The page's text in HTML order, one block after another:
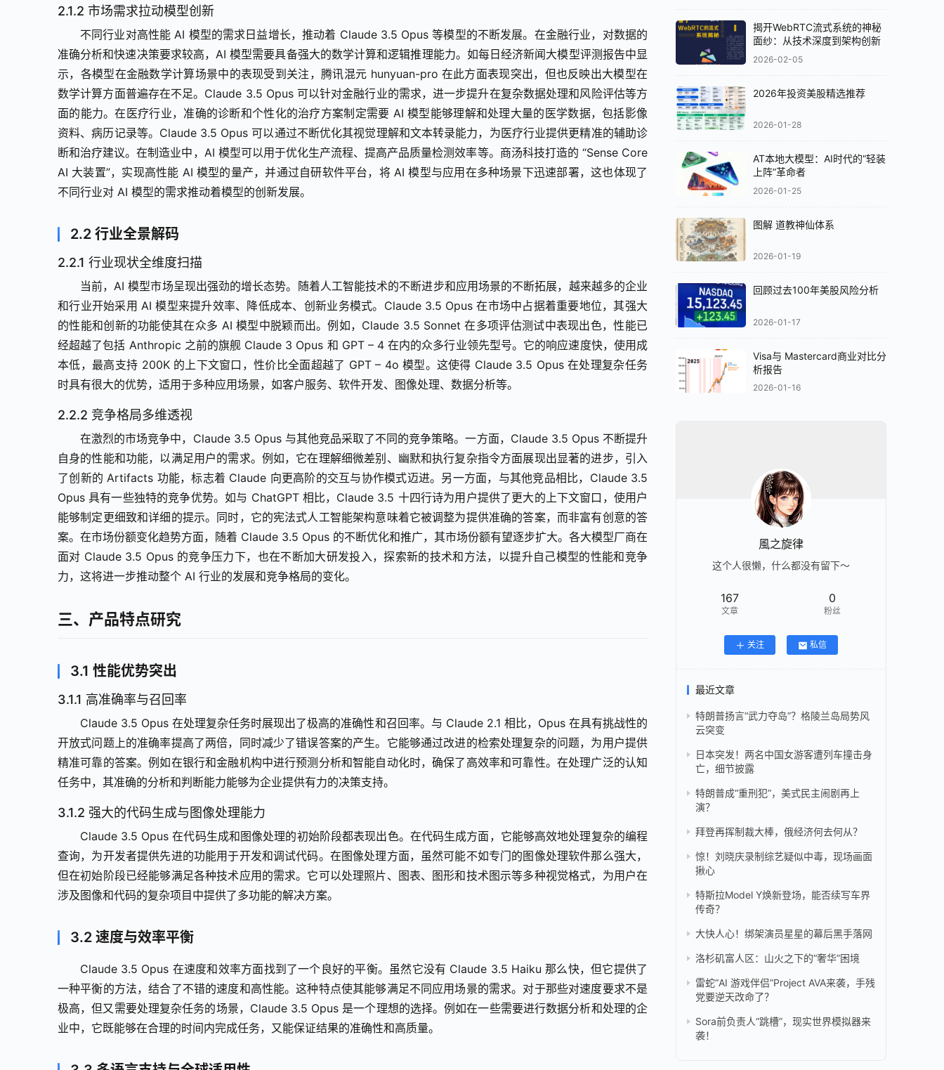
2.1.2 市场需求拉动模型创新
不同行业对高性能 AI 模型的需求日益增长，推动着 Claude 3.5 Opus 等模型的不断发展。在金融行业，对数据的
准确分析和快速决策要求较高，AI 模型需要具备强大的数学计算和逻辑推理能力。如每日经济新闻大模型评测报告中显
示，各模型在金融数学计算场景中的表现受到关注，腾讯混元 hunyuan-pro 在此方面表现突出，但也反映出大模型在
数学计算方面普遍存在不足。Claude 3.5 Opus 可以针对金融行业的需求，进一步提升在复杂数据处理和风险评估等方
面的能力。在医疗行业，准确的诊断和个性化的治疗方案制定需要 AI 模型能够理解和处理大量的医学数据，包括影像
资料、病历记录等。Claude 3.5 Opus 可以通过不断优化其视觉理解和文本转录能力，为医疗行业提供更精准的辅助诊
断和治疗建议。在制造业中，AI 模型可以用于优化生产流程、提高产品质量检测效率等。商汤科技打造的 “Sense Core
AI 大装置”，实现高性能 AI 模型的量产，并通过自研软件平台，将 AI 模型与应用在多种场景下迅速部署，这也体现了
不同行业对 AI 模型的需求推动着模型的创新发展。
2.2 行业全景解码
2.2.1 行业现状全维度扫描
当前，AI 模型市场呈现出强劲的增长态势。随着人工智能技术的不断进步和应用场景的不断拓展，越来越多的企业
和行业开始采用 AI 模型来提升效率、降低成本、创新业务模式。Claude 3.5 Opus 在市场中占据着重要地位，其强大
的性能和创新的功能使其在众多 AI 模型中脱颖而出。例如，Claude 3.5 Sonnet 在多项评估测试中表现出色，性能已
经超越了包括 Anthropic 之前的旗舰 Claude 3 Opus 和 GPT – 4 在内的众多行业领先型号。它的响应速度快，使用成
本低，最高支持 200K 的上下文窗口，性价比全面超越了 GPT – 4o 模型。这使得 Claude 3.5 Opus 在处理复杂任务
时具有很大的优势，适用于多种应用场景，如客户服务、软件开发、图像处理、数据分析等。
2.2.2 竞争格局多维透视
在激烈的市场竞争中，Claude 3.5 Opus 与其他竞品采取了不同的竞争策略。一方面，Claude 3.5 Opus 不断提升
自身的性能和功能，以满足用户的需求。例如，它在理解细微差别、幽默和执行复杂指令方面展现出显著的进步，引入
了创新的 Artifacts 功能，标志着 Claude 向更高阶的交互与协作模式迈进。另一方面，与其他竞品相比，Claude 3.5
Opus 具有一些独特的竞争优势。如与 ChatGPT 相比，Claude 3.5 十四行诗为用户提供了更大的上下文窗口，使用户
能够制定更细致和详细的提示。同时，它的宪法式人工智能架构意味着它被调整为提供准确的答案，而非富有创意的答
案。在市场份额变化趋势方面，随着 Claude 3.5 Opus 的不断优化和推广，其市场份额有望逐步扩大。各大模型厂商在
面对 Claude 3.5 Opus 的竞争压力下，也在不断加大研发投入，探索新的技术和方法，以提升自己模型的性能和竞争
力，这将进一步推动整个 AI 行业的发展和竞争格局的变化。
三、产品特点研究
3.1 性能优势突出
3.1.1 高准确率与召回率
Claude 3.5 Opus 在处理复杂任务时展现出了极高的准确性和召回率。与 Claude 2.1 相比，Opus 在具有挑战性的
开放式问题上的准确率提高了两倍，同时减少了错误答案的产生。它能够通过改进的检索处理复杂的问题，为用户提供
精准可靠的答案。例如在银行和金融机构中进行预测分析和智能自动化时，确保了高效率和可靠性。在处理广泛的认知
任务中，其准确的分析和判断能力能够为企业提供有力的决策支持。
3.1.2 强大的代码生成与图像处理能力
Claude 3.5 Opus 在代码生成和图像处理的初始阶段都表现出色。在代码生成方面，它能够高效地处理复杂的编程
查询，为开发者提供先进的功能用于开发和调试代码。在图像处理方面，虽然可能不如专门的图像处理软件那么强大，
但在初始阶段已经能够满足各种技术应用的需求。它可以处理照片、图表、图形和技术图示等多种视觉格式，为用户在
涉及图像和代码的复杂项目中提供了多功能的解决方案。
3.2 速度与效率平衡
Claude 3.5 Opus 在速度和效率方面找到了一个良好的平衡。虽然它没有 Claude 3.5 Haiku 那么快，但它提供了
一种平衡的方法，结合了不错的速度和高性能。这种特点使其能够满足不同应用场景的需求。对于那些对速度要求不是
极高，但又需要处理复杂任务的场景，Claude 3.5 Opus 是一个理想的选择。例如在一些需要进行数据分析和处理的企
业中，它既能够在合理的时间内完成任务，又能保证结果的准确性和高质量。
揭开WebRTC流式系统的神秘
面纱：从技术深度到架构创新
2026-02-05
2026年投资美股精选推荐
2026-01-28
AT本地大模型：AI时代的“轻装
上阵”革命者
2026-01-25
图解 道教神仙体系
2026-01-19
回顾过去100年美股风险分析
2026-01-17
Visa与 Mastercard商业对比分
析报告
2026-01-16
風之旋律
这个人很懒，什么都没有留下～
167
文章
0
粉丝
关注 私信
最近文章
特朗普扬言“武力夺岛”？格陵兰岛局势风
云突变
日本突发！两名中国女游客遭列车撞击身
亡，细节披露
特朗普成“重刑犯”，美式民主闹剧再上
演？
拜登再挥制裁大棒，俄经济何去何从？
惊！刘晓庆录制综艺疑似中毒，现场画面
揪心
特斯拉Model Y焕新登场，能否续写车界
传奇？
大快人心！绑架演员星星的幕后黑手落网
洛杉矶富人区：山火之下的“奢华”困境
雷蛇“AI 游戏伴侣”Project AVA来袭，手残
党要逆天改命了？
Sora前负责人“跳槽”，现实世界模拟器来
袭！